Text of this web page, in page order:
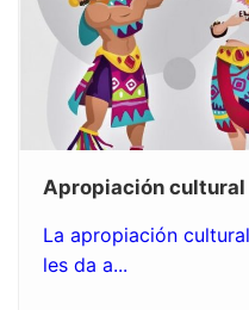
Apropiación cultural
La apropiación
les da a...